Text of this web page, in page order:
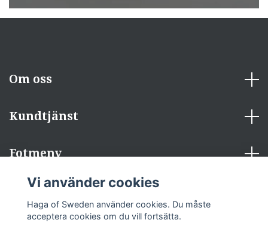
Om oss
Kundtjänst
Fotmeny
Sociala medier
Vi använder cookies
Haga of Sweden använder cookies. Du måste
acceptera cookies om du vill fortsätta.